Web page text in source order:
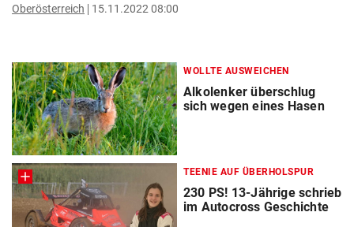
Oberösterreich 15.11.2022 08:00
WOLLTE AUSWEICHEN
Alkolenker überschlug
sich wegen eines Hasen
TEENIE AUF ÜBERHOLSPUR
230 PS! 13-Jährige schrieb
im Autocross Geschichte